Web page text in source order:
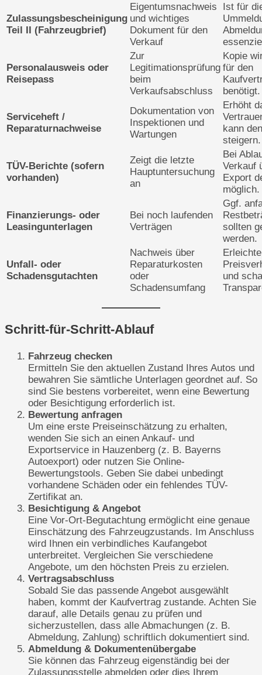
Zulassungsbescheinigung
Teil II (Fahrzeugbrief)
Eigentumsnachweis
und wichtiges
Dokument für den
Verkauf
Ist für
Personalausweis oder
Reisepass
Zur
Legitimationsprüfung
beim
Verkaufsabschluss
Kopie
für den
benötigt.
Serviceheft /
Reparaturnachweise
Dokumentation von
Inspektionen und
Wartungen
Erhöht
kann
steigern.
TÜV-Berichte (sofern
vorhanden)
Zeigt die letzte
Hauptuntersuchung
an
Bei
Verkauf
Export
möglich.
Finanzierungs- oder
Leasingunterlagen
Bei noch laufenden
Verträgen
Ggf.
sollten
werden.
Unfall- oder
Schadensgutachten
Nachweis über
Reparaturkosten
oder
Schadensumfang
und
Schritt-für-Schritt-Ablauf
Fahrzeug checken
Ermitteln Sie den aktuellen Zustand Ihres Autos und
bewahren Sie sämtliche Unterlagen geordnet auf. So
sind Sie bestens vorbereitet, wenn eine Bewertung
oder Besichtigung erforderlich ist.
Bewertung anfragen
Um eine erste Preiseinschätzung zu erhalten,
wenden Sie sich an einen Ankauf- und
Exportservice in Hauzenberg (z. B. Bayerns
Autoexport) oder nutzen Sie Online-
Bewertungstools. Geben Sie dabei unbedingt
vorhandene Schäden oder ein fehlendes TÜV-
Zertifikat an.
Besichtigung & Angebot
Eine Vor-Ort-Begutachtung ermöglicht eine genaue
Einschätzung des Fahrzeugzustands. Im Anschluss
wird Ihnen ein verbindliches Kaufangebot
unterbreitet. Vergleichen Sie verschiedene
Angebote, um den höchsten Preis zu erzielen.
Vertragsabschluss
Sobald Sie das passende Angebot ausgewählt
haben, kommt der Kaufvertrag zustande. Achten Sie
darauf, alle Details genau zu prüfen und
sicherzustellen, dass alle Abmachungen (z. B.
Abmeldung, Zahlung) schriftlich dokumentiert sind.
Abmeldung & Dokumentenübergabe
Sie können das Fahrzeug eigenständig bei der
Zulassungsstelle abmelden oder dies Ihrem